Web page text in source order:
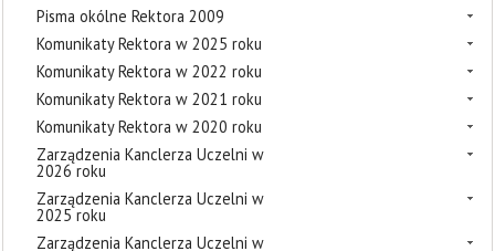
Pisma okólne Rektora 2009
Komunikaty Rektora w 2025 roku
Komunikaty Rektora w 2022 roku
Komunikaty Rektora w 2021 roku
Komunikaty Rektora w 2020 roku
Zarządzenia Kanclerza Uczelni w
2026 roku
Zarządzenia Kanclerza Uczelni w
2025 roku
Zarządzenia Kanclerza Uczelni w